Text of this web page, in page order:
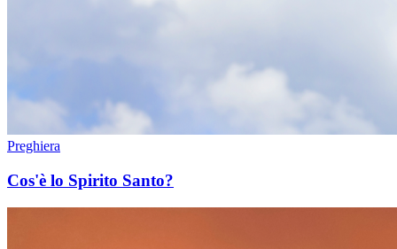
Preghiera
Cos'è lo Spirito Santo?